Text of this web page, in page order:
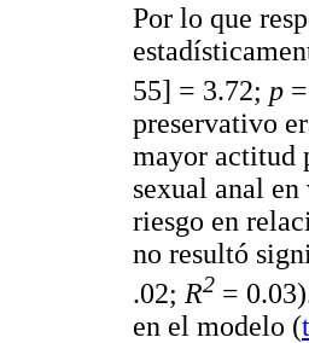
Por lo que
55] = 3.72; p
preservativo
mayor actitud
sexual anal
riesgo en
no resultó
.02; R2 =
en el modelo (